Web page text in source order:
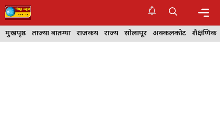
Skip
to
content
मुखपृष्ठ ताज्या बातम्या राजकीय राज्य सोलापूर अक्कलकोट शैक्षणिक